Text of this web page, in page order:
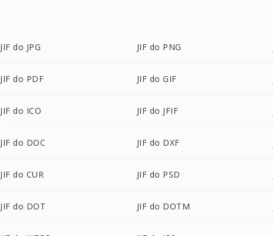
JIF do JPG JIF do PNG
JIF do PDF JIF do GIF
JIF do ICO JIF do JFIF
JIF do DOC JIF do DXF
JIF do CUR JIF do PSD
JIF do DOT JIF do DOTM